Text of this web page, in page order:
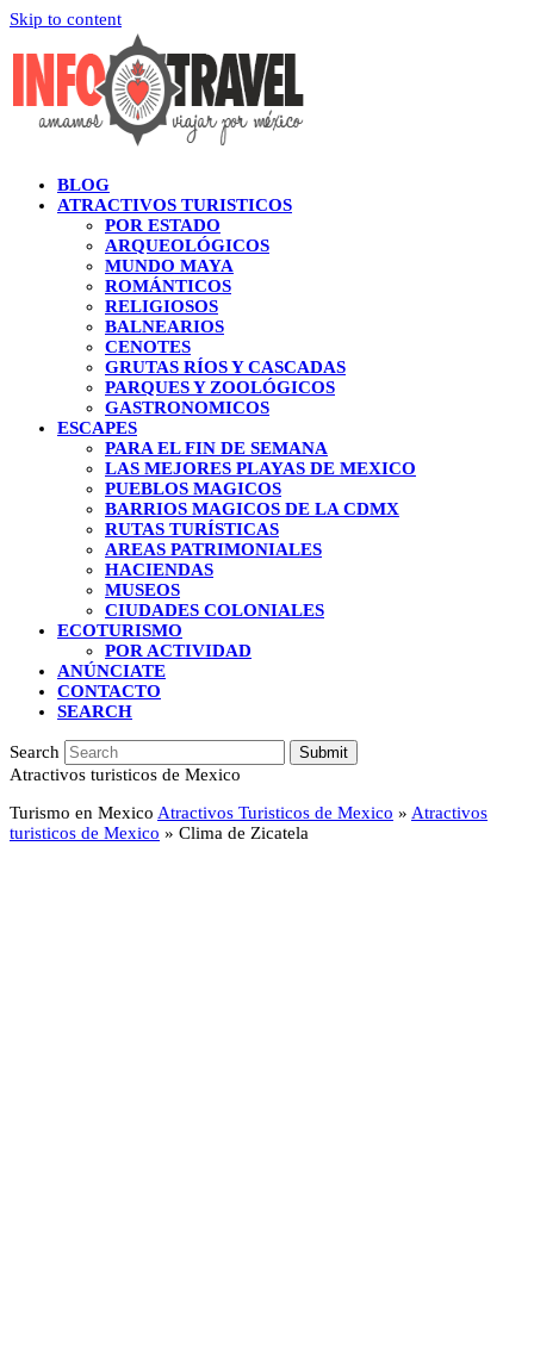
Skip to content
BLOG
ATRACTIVOS TURISTICOS
POR ESTADO
ARQUEOLÓGICOS
MUNDO MAYA
ROMÁNTICOS
RELIGIOSOS
BALNEARIOS
CENOTES
GRUTAS RÍOS Y CASCADAS
PARQUES Y ZOOLÓGICOS
GASTRONOMICOS
ESCAPES
PARA EL FIN DE SEMANA
LAS MEJORES PLAYAS DE MEXICO
PUEBLOS MAGICOS
BARRIOS MAGICOS DE LA CDMX
RUTAS TURÍSTICAS
AREAS PATRIMONIALES
HACIENDAS
MUSEOS
CIUDADES COLONIALES
ECOTURISMO
POR ACTIVIDAD
ANÚNCIATE
CONTACTO
SEARCH
Search Submit
Atractivos turisticos de Mexico
Turismo en Mexico Atractivos Turisticos de Mexico » Atractivos
turisticos de Mexico » Clima de Zicatela